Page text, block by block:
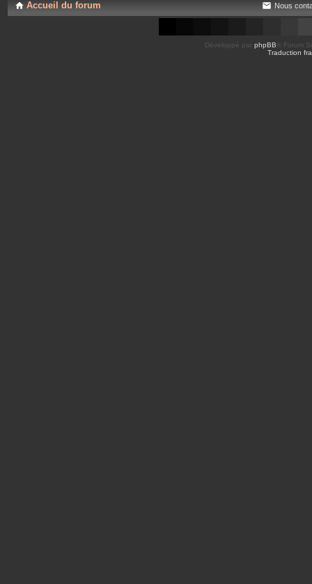
Accueil du forum Nous
Développé par phpBB ® Forum
Traduction